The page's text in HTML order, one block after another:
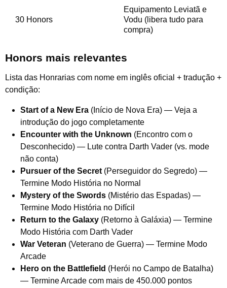
30 Honors
Equipamento Leviatã e
Vodu (libera tudo para
compra)
Honors mais relevantes
Lista das Honrarias com nome em inglês oficial + tradução +
condição:
Start of a New Era (Início de Nova Era) — Veja a
introdução do jogo completamente
Encounter with the Unknown (Encontro com o
Desconhecido) — Lute contra Darth Vader (vs. mode
não conta)
Pursuer of the Secret (Perseguidor do Segredo) —
Termine Modo História no Normal
Mystery of the Swords (Mistério das Espadas) —
Termine Modo História no Difícil
Return to the Galaxy (Retorno à Galáxia) — Termine
Modo História com Darth Vader
War Veteran (Veterano de Guerra) — Termine Modo
Arcade
Hero on the Battlefield (Herói no Campo de Batalha)
— Termine Arcade com mais de 450.000 pontos